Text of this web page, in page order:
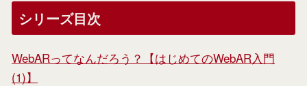
シリーズ目次
WebARってなんだろう？【はじめてのWebAR入門
(1)】